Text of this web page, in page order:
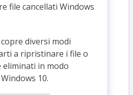
file cancellati Windows
diversi modi
a ripristinare i file o
in modo
10.